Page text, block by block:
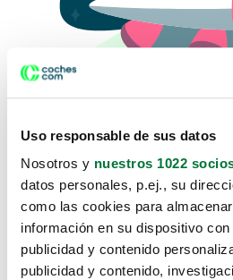
Uso responsable de sus datos
Nosotros y nuestros 1022
datos personales, p.ej., su
como las cookies para
información en su dispositivo
publicidad y contenido
publicidad y contenido,
Lo sentimos, no
te hemos traido